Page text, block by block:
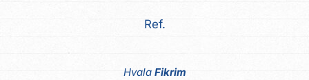
Ref.
Hvala Fikrim